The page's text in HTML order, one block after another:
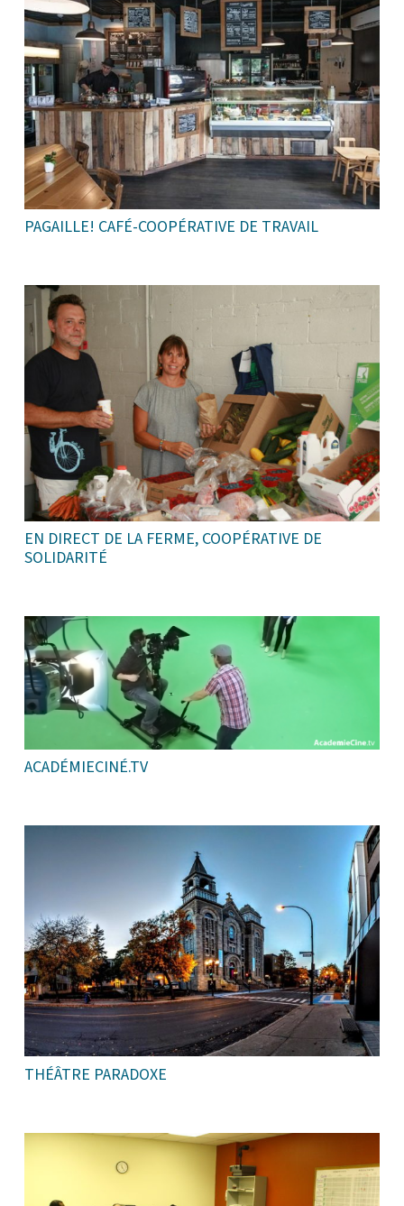
PAGAILLE! CAFÉ-COOPÉRATIVE DE TRAVAIL
EN DIRECT DE LA FERME, COOPÉRATIVE DE
SOLIDARITÉ
ACADÉMIECINÉ.TV
THÉÂTRE PARADOXE